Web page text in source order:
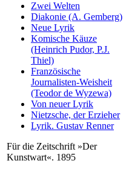
Zwei Welten
Diakonie (A. Gemberg)
Neue Lyrik
Komische Käuze
(Heinrich Pudor, P.J.
Thiel)
Französische
Journalisten-Weisheit
(Teodor de Wyzewa)
Von neuer Lyrik
Nietzsche, der Erzieher
Lyrik. Gustav Renner
Für die Zeitschrift »Der
Kunstwart«. 1895